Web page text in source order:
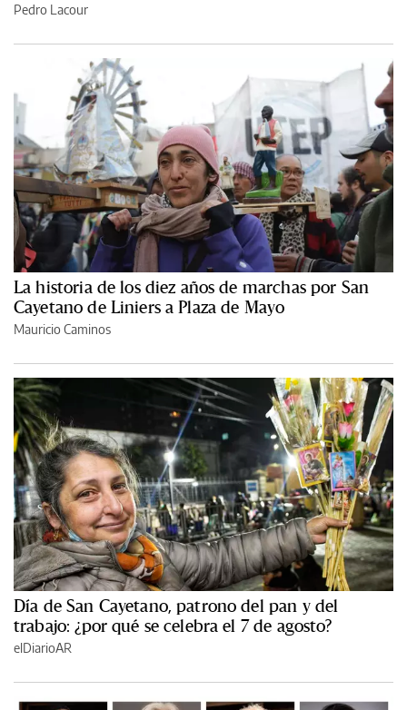
Pedro Lacour
La historia de los diez años de marchas por San
Cayetano de Liniers a Plaza de Mayo
Mauricio Caminos
Día de San Cayetano, patrono del pan y del
trabajo: ¿por qué se celebra el 7 de agosto?
elDiarioAR